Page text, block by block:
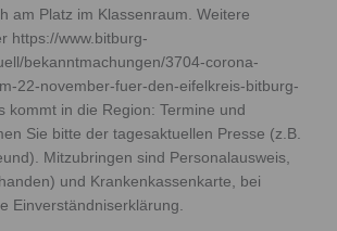
am Platz im Klassenraum. Weitere
https://www.bitburg-
bekanntmachungen/3704-corona-
22-november-fuer-den-eifelkreis-bitburg-
kommt in die Region: Termine und
Sie bitte der tagesaktuellen Presse (z.B.
Mitzubringen sind Personalausweis,
und Krankenkassenkarte, bei
Einverständniserklärung.